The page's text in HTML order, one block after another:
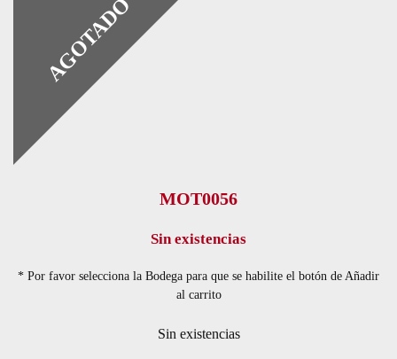
AGOTADO
MOT0056
Sin existencias
* Por favor selecciona la Bodega para que se habilite el botón de Añadir
al carrito
Sin existencias